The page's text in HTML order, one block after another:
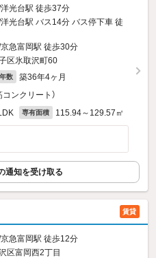
光台駅 徒歩37分
光台駅 バス14分 バス停下車 徒
急富岡駅 徒歩30分
区氷取沢町60
数 築36年4ヶ月
コンクリート）
専有面積 115.94～129.57㎡
通知を受け取る
賃貸
急富岡駅 徒歩12分
区富岡西2丁目